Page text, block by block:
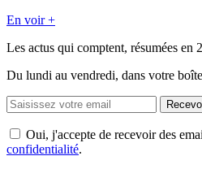
En voir +
Les actus qui comptent, résumées en
Du lundi au vendredi, dans votre
Oui, j'accepte de recevoir des
confidentialité.